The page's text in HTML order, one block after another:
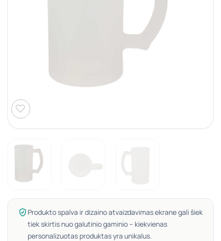
Produkto spalva ir dizaino atvaizdavimas ekrane gali šiek
tiek skirtis nuo galutinio gaminio – kiekvienas
personalizuotas produktas yra unikalus.